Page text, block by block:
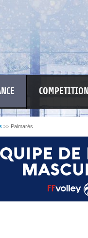
INFORMATIONS
>> Palmarès